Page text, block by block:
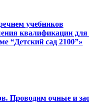
учебников
квалификации для
“Детский сад 2100”»
Проводим очные и